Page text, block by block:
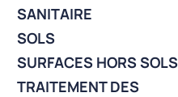
SANITAIRE
SOLS
SURFACES HORS SOLS
TRAITEMENT DES